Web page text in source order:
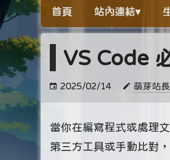
首頁 站內連結▾
VS Code
2025/02/14 萌芽站長
當你在編寫程式或處理
第三方工具或手動比對